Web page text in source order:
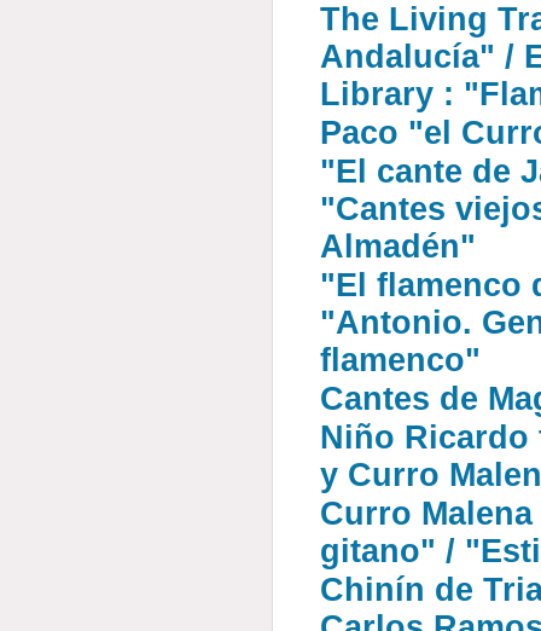
The Living
Andalucía" /
Library :
Paco "el
"El cante de
"Cantes
Almadén"
"El flamenco
"Antonio.
flamenco"
Cantes de
Niño Ricardo
y Curro
Curro
gitano" /
Chinín de